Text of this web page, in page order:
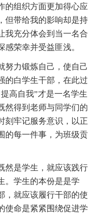
的组织方面更加得心应
但带给我的影响却是持
我充分体会到当一名合
荣幸并受益匪浅。
努力锻炼自己，使自己
的白学生干部，在此过
高自我”才是一名学生
然得到老师与同学们的
刻牢记服务意识，以正
的每一件事，为班级贡
然是学生，就应该践行
。学生的本份是是学
，就应该履行干部的使
使命是紧紧围绕促进学